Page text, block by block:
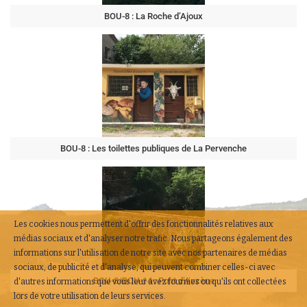
BOU-8 : La Roche d’Ajoux
BOU-8 : Les toilettes publiques de La Pervenche
BOU-8/BOU-14 : Pont d’Auzène
Les cookies nous permettent d'offrir des fonctionnalités relatives aux
médias sociaux et d'analyser notre trafic. Nous partageons également des
informations sur l'utilisation de notre site avec nos partenaires de médias
sociaux, de publicité et d'analyse, qui peuvent combiner celles-ci avec
d'autres informations que vous leur avez fournies ou qu'ils ont collectées
lors de votre utilisation de leurs services.